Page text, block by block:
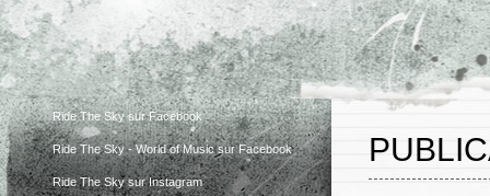
Ride The Sky sur Facebook
Ride The Sky - World of Music sur Facebook
Ride The Sky sur Instagram